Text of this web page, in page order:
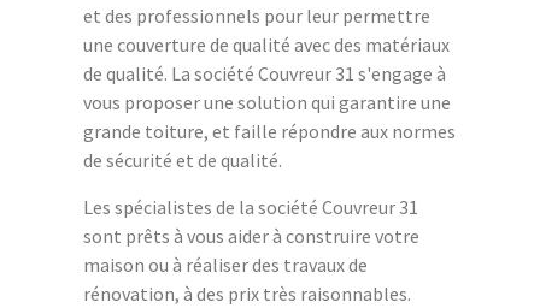
et des professionnels pour leur permettre
une couverture de qualité avec des matériaux
de qualité. La société Couvreur 31 s'engage à
vous proposer une solution qui garantire une
grande toiture, et faille répondre aux normes
de sécurité et de qualité.
Les spécialistes de la société Couvreur 31
sont prêts à vous aider à construire votre
maison ou à réaliser des travaux de
rénovation, à des prix très raisonnables.